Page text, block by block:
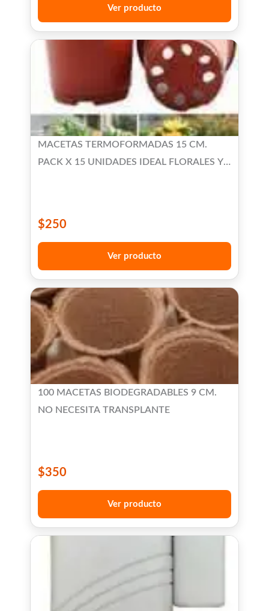
Ver producto
MACETAS TERMOFORMADAS 15 CM.
PACK X 15 UNIDADES IDEAL FLORALES Y
$250
Ver producto
100 MACETAS BIODEGRADABLES 9 CM.
NO NECESITA TRANSPLANTE
$350
Ver producto